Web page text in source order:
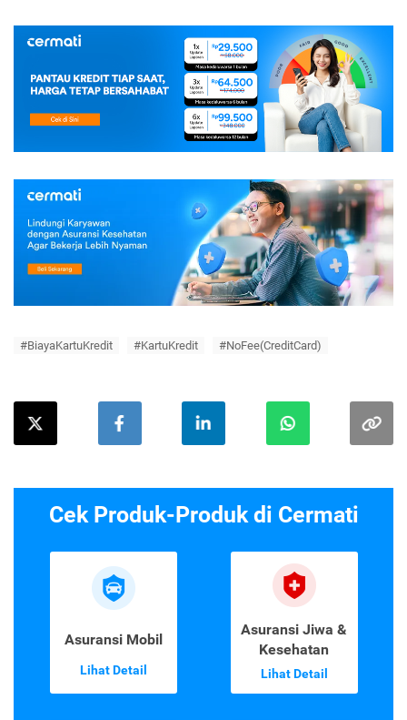
#BiayaKartuKredit #KartuKredit #NoFee(CreditCard)
Cek Produk-Produk di Cermati
Asuransi Mobil
Lihat Detail
Asuransi Jiwa &
Kesehatan
Lihat Detail